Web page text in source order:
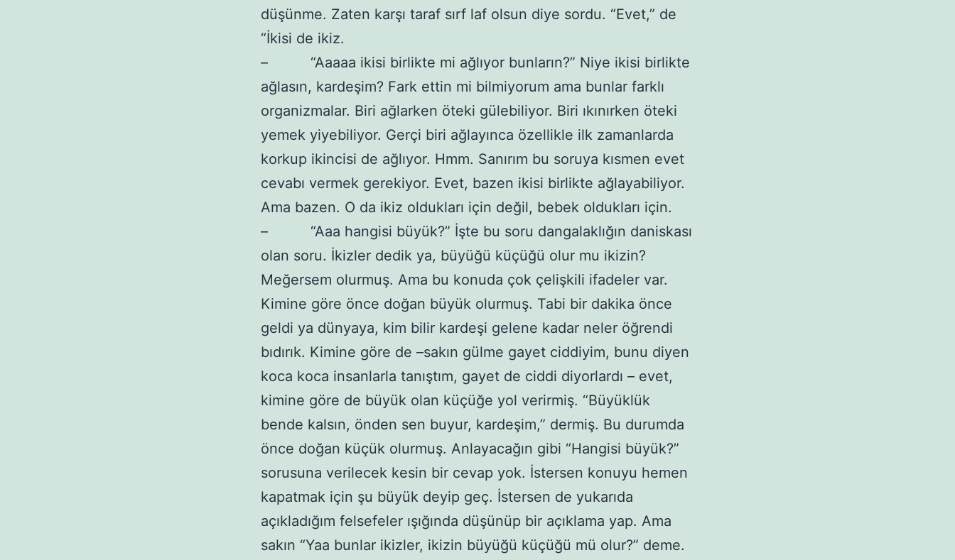
düşünme. Zaten karşı taraf sırf laf olsun diye sordu. “Evet,” de
“İkisi de ikiz.
– “Aaaaa ikisi birlikte mi ağlıyor bunların?” Niye ikisi birlikte
ağlasın, kardeşim? Fark ettin mi bilmiyorum ama bunlar farklı
organizmalar. Biri ağlarken öteki gülebiliyor. Biri ıkınırken öteki
yemek yiyebiliyor. Gerçi biri ağlayınca özellikle ilk zamanlarda
korkup ikincisi de ağlıyor. Hmm. Sanırım bu soruya kısmen evet
cevabı vermek gerekiyor. Evet, bazen ikisi birlikte ağlayabiliyor.
Ama bazen. O da ikiz oldukları için değil, bebek oldukları için.
– “Aaa hangisi büyük?” İşte bu soru dangalaklığın daniskası
olan soru. İkizler dedik ya, büyüğü küçüğü olur mu ikizin?
Meğersem olurmuş. Ama bu konuda çok çelişkili ifadeler var.
Kimine göre önce doğan büyük olurmuş. Tabi bir dakika önce
geldi ya dünyaya, kim bilir kardeşi gelene kadar neler öğrendi
bıdırık. Kimine göre de –sakın gülme gayet ciddiyim, bunu diyen
koca koca insanlarla tanıştım, gayet de ciddi diyorlardı – evet,
kimine göre de büyük olan küçüğe yol verirmiş. “Büyüklük
bende kalsın, önden sen buyur, kardeşim,” dermiş. Bu durumda
önce doğan küçük olurmuş. Anlayacağın gibi “Hangisi büyük?”
sorusuna verilecek kesin bir cevap yok. İstersen konuyu hemen
kapatmak için şu büyük deyip geç. İstersen de yukarıda
açıkladığım felsefeler ışığında düşünüp bir açıklama yap. Ama
sakın “Yaa bunlar ikizler, ikizin büyüğü küçüğü mü olur?” deme.